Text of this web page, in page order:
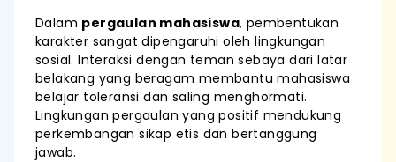
Dalam pergaulan mahasiswa, pembentukan
karakter sangat dipengaruhi oleh lingkungan
sosial. Interaksi dengan teman sebaya dari latar
belakang yang beragam membantu mahasiswa
belajar toleransi dan saling menghormati.
Lingkungan pergaulan yang positif mendukung
perkembangan sikap etis dan bertanggung
jawab.